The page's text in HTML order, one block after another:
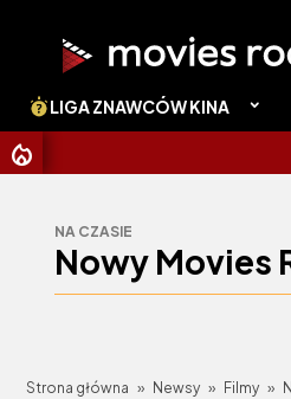
LIGA ZNAWCÓW KINA
NA CZASIE
Nowy Movies
Strona główna » Newsy » Filmy »